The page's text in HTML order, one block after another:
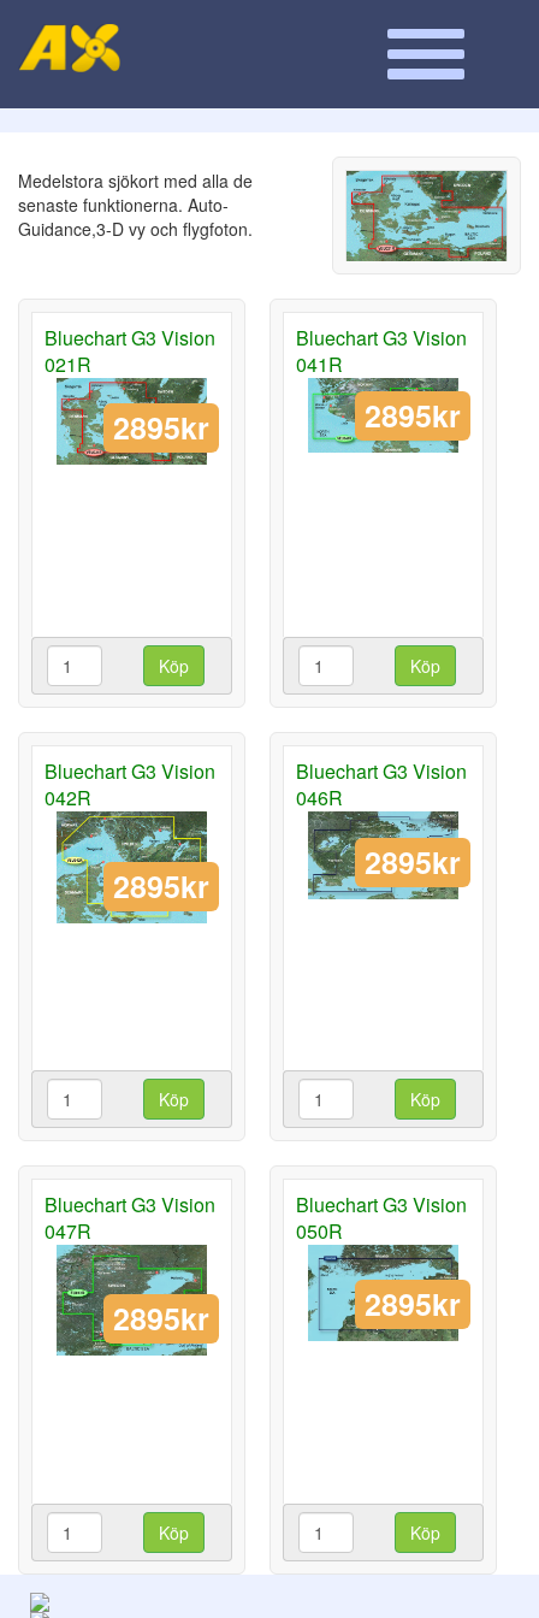
Medelstora sjökort med alla de
senaste funktionerna. Auto-
Guidance,3-D vy och flygfoton.
Bluechart G3 Vision
021R
2895kr
Köp
Bluechart G3 Vision
041R
2895kr
Köp
Bluechart G3 Vision
042R
2895kr
Köp
Bluechart G3 Vision
046R
2895kr
Köp
Bluechart G3 Vision
047R
2895kr
Köp
Bluechart G3 Vision
050R
2895kr
Köp